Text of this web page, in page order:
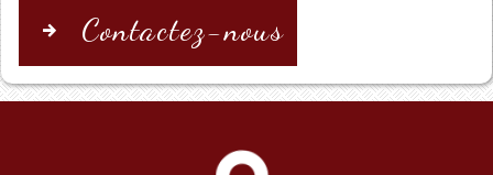
Contactez-nous